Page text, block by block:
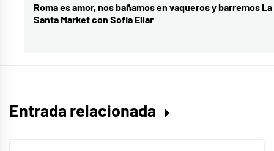
Entrada
siguiente:
Roma es amor, nos bañamos en vaqueros y barremos La
Santa Market con Sofia Ellar
Entrada relacionada